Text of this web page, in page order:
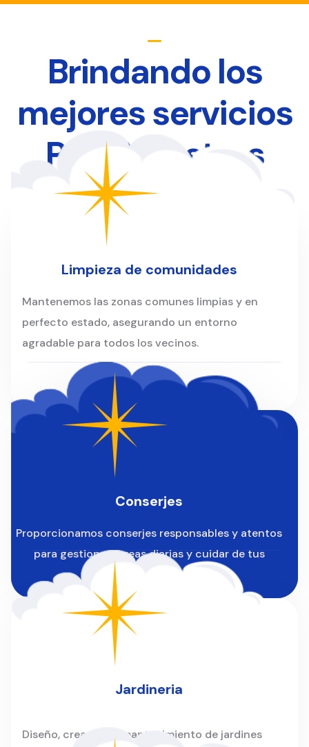
Brindando los
mejores servicios
Para Nuestros
Clientes
Limpieza de comunidades
Mantenemos las zonas comunes limpias y en
perfecto estado, asegurando un entorno
agradable para todos los vecinos.
Conserjes
Proporcionamos conserjes responsables y atentos
para gestionar tareas diarias y cuidar de tus
instalaciones.
Jardineria
Diseño, creación y mantenimiento de jardines